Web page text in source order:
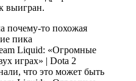
выигран.
почему-то похожая
пика
что это может быть